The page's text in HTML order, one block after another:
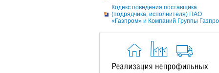
Кодекс поведения поставщика
(подрядчика, исполнителя) ПАО
«Газпром» и Компаний Группы